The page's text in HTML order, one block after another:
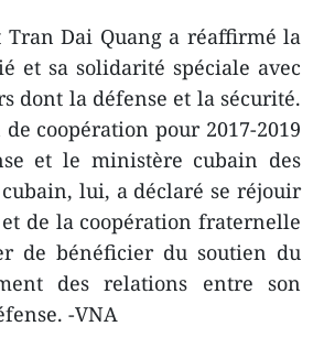
Dai Quang a réaffirmé la
et sa solidarité spéciale avec
dont la défense et la sécurité.
coopération pour 2017-2019
et le ministère cubain des
lui, a déclaré se réjouir
de la coopération fraternelle
de bénéficier du soutien du
des relations entre son
-VNA